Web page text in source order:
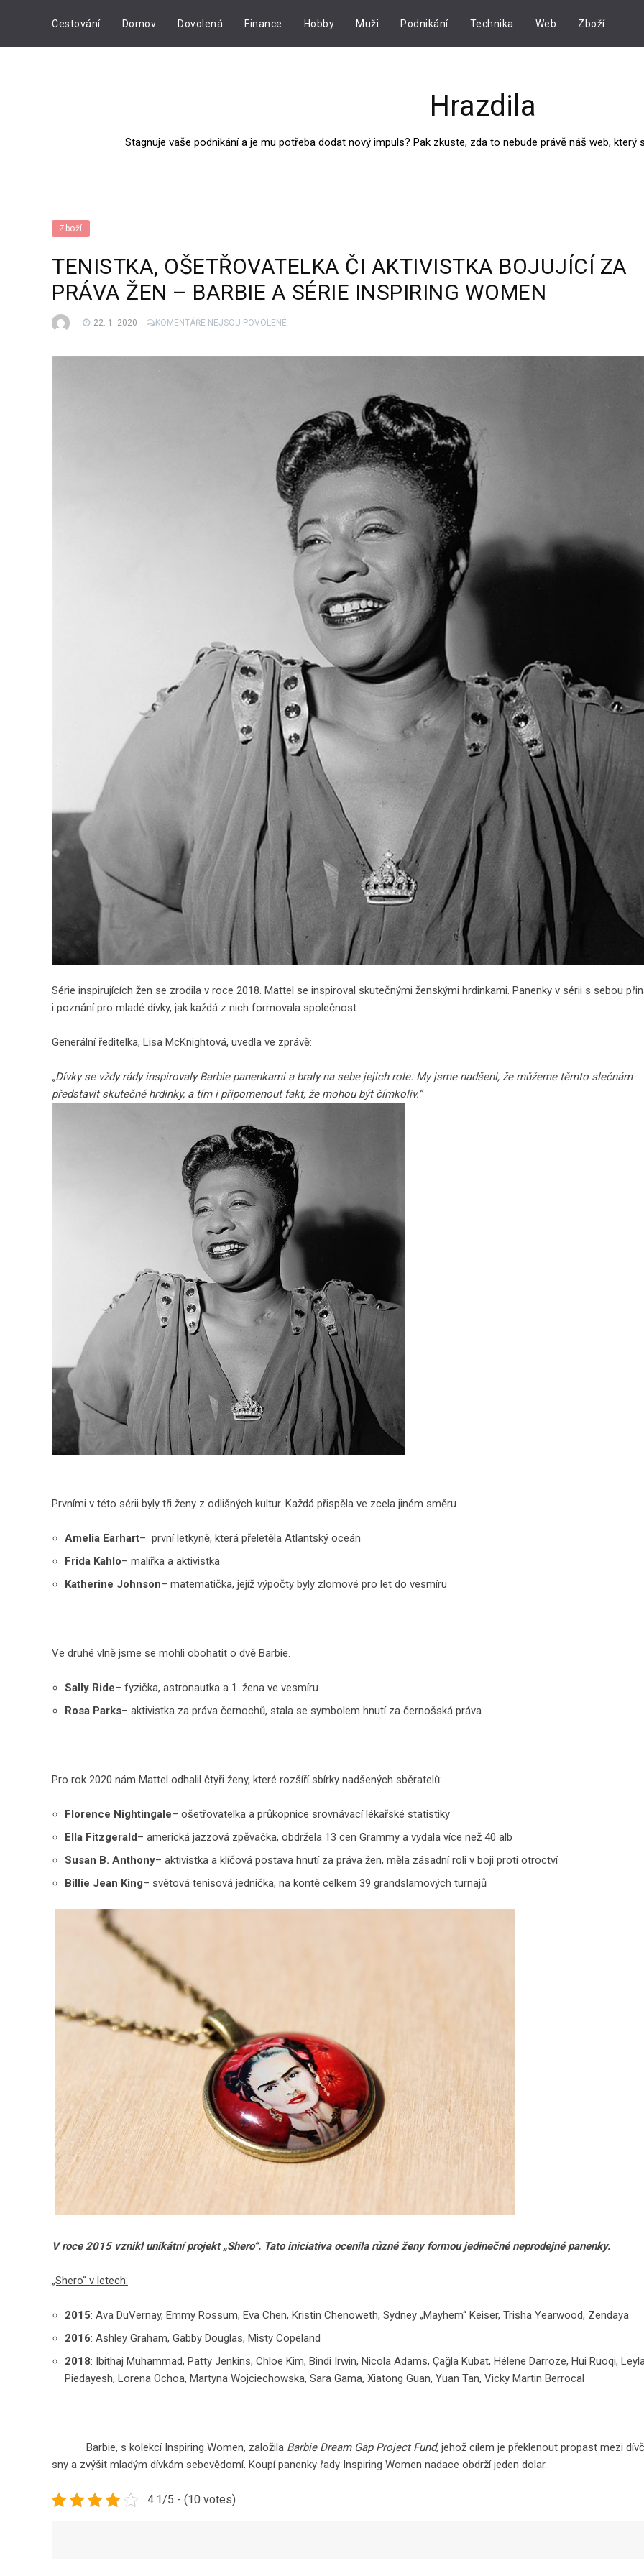
Cestování Domov Dovolená Finance Hobby Muži Podnikání Technika Web Zboží
Hrazdila
Stagnuje vaše podnikání a je mu potřeba dodat nový impuls? Pak zkuste, zda to nebude právě náš web,
Zboží
TENISTKA, OŠETŘOVATELKA ČI AKTIVISTKA BOJUJÍCÍ ZA
PRÁVA ŽEN – BARBIE A SÉRIE INSPIRING WOMEN
22. 1. 2020 KOMENTÁŘE NEJSOU POVOLENÉ
AKTIVISTKA
BOJUJÍCÍ
ZA
PRÁVA
ŽEN
–
BARBIE
A
SÉRIE
INSPIRING
WOMEN
Série inspirujících žen se zrodila v roce 2018. Mattel se inspiroval skutečnými ženskými hrdinkami. Panenky v sérii s sebou
i poznání pro mladé dívky, jak každá z nich formovala společnost.
Generální ředitelka, Lisa McKnightová, uvedla ve zprávě:
„Dívky se vždy rády inspirovaly Barbie panenkami a braly na sebe jejich role. My jsme nadšeni, že můžeme těmto slečnám
představit skutečné hrdinky, a tím i připomenout fakt, že mohou být čímkoliv.“
Prvními v této sérii byly tři ženy z odlišných kultur. Každá přispěla ve zcela jiném směru.
Amelia Earhart– první letkyně, která přeletěla Atlantský oceán
Frida Kahlo– malířka a aktivistka
Katherine Johnson– matematička, jejíž výpočty byly zlomové pro let do vesmíru
Ve druhé vlně jsme se mohli obohatit o dvě Barbie.
Sally Ride– fyzička, astronautka a 1. žena ve vesmíru
Rosa Parks– aktivistka za práva černochů, stala se symbolem hnutí za černošská práva
Pro rok 2020 nám Mattel odhalil čtyři ženy, které rozšíří sbírky nadšených sběratelů:
Florence Nightingale– ošetřovatelka a průkopnice srovnávací lékařské statistiky
Ella Fitzgerald– americká jazzová zpěvačka, obdržela 13 cen Grammy a vydala více než 40 alb
Susan B. Anthony– aktivistka a klíčová postava hnutí za práva žen, měla zásadní roli v boji proti otroctví
Billie Jean King– světová tenisová jednička, na kontě celkem 39 grandslamových turnajů
V roce 2015 vznikl unikátní projekt „Shero“. Tato iniciativa ocenila různé ženy formou jedinečné neprodejné panenky.
„Shero“ v letech:
2015: Ava DuVernay, Emmy Rossum, Eva Chen, Kristin Chenoweth, Sydney „Mayhem“ Keiser, Trisha Yearwood, Zendaya
2016: Ashley Graham, Gabby Douglas, Misty Copeland
2018: Ibithaj Muhammad, Patty Jenkins, Chloe Kim, Bindi Irwin, Nicola Adams, Çağla Kubat, Hélene Darroze, Hui Ruoqi,
Piedayesh, Lorena Ochoa, Martyna Wojciechowska, Sara Gama, Xiatong Guan, Yuan Tan, Vicky Martin Berrocal
Barbie, s kolekcí Inspiring Women, založila Barbie Dream Gap Project Fund, jehož cílem je překlenout propast mezi
sny a zvýšit mladým dívkám sebevědomí. Koupí panenky řady Inspiring Women nadace obdrží jeden dolar.
4.1/5 - (10 votes)